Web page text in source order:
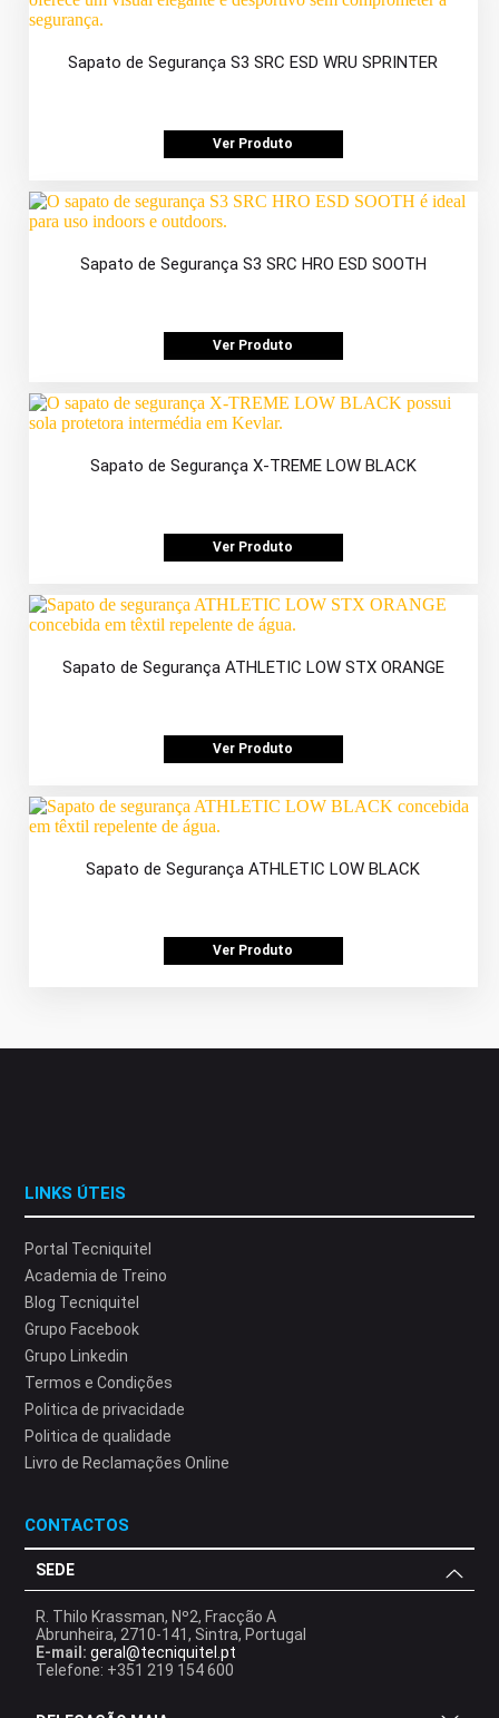
Sapato de Segurança S3 SRC ESD WRU SPRINTER
Ver Produto
Sapato de Segurança S3 SRC HRO ESD SOOTH
Ver Produto
Sapato de Segurança X-TREME LOW BLACK
Ver Produto
Sapato de Segurança ATHLETIC LOW STX ORANGE
Ver Produto
Sapato de Segurança ATHLETIC LOW BLACK
Ver Produto
LINKS ÚTEIS
Portal Tecniquitel
Academia de Treino
Blog Tecniquitel
Grupo Facebook
Grupo Linkedin
Termos e Condições
Politica de privacidade
Politica de qualidade
Livro de Reclamações Online
CONTACTOS
SEDE
R. Thilo Krassman, Nº2, Fracção A
Abrunheira, 2710-141, Sintra, Portugal
E-mail: geral@tecniquitel.pt
Telefone: +351 219 154 600